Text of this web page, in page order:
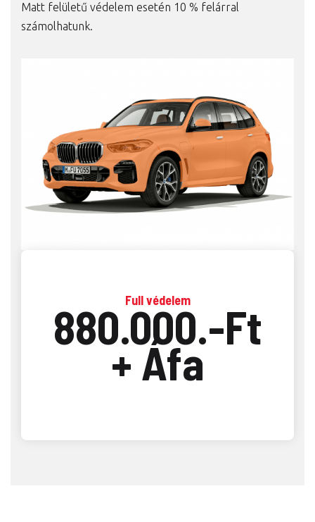
Matt felületű védelem esetén 10 % felárral
számolhatunk.
Full védelem
880.000.-Ft
+ Áfa